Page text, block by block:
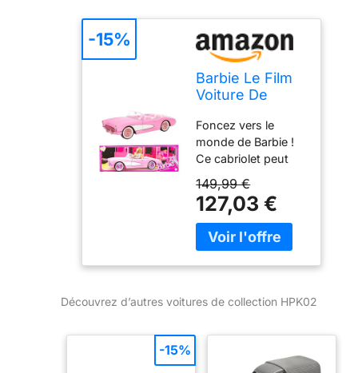
Barbie Le Film
Voiture De
Corvette
Cabriolet
Authentique en
Métal Rose
Vintage,
Inspirée du
Film, À
Collectionner,
Jouet Enfant,
Foncez vers le
monde de Barbie !
Ce cabriolet peut
poupées Barbie
accompagnées de
leurs accessoires,
qui peuvent être
portes s’ouvrent
fonctionne, il suffit
149,99 €
127,03 €
-15%
Découvrez d’autres voitures de collection HPK02
-15%